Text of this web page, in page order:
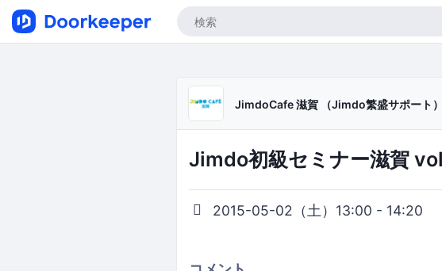
JimdoCafe 滋賀 （Jimdo繁盛サポート）
Jimdo初級セミナー滋賀
2015-05-02（土）13:00 - 14:20